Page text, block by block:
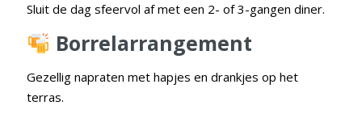
Sluit de dag sfeervol af met een 2- of 3-gangen diner.
Borrelarrangement
Gezellig napraten met hapjes en drankjes op het
terras.